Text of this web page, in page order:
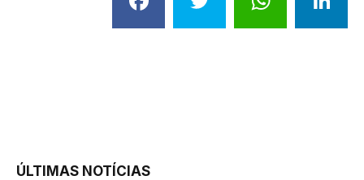
ÚLTIMAS NOTÍCIAS